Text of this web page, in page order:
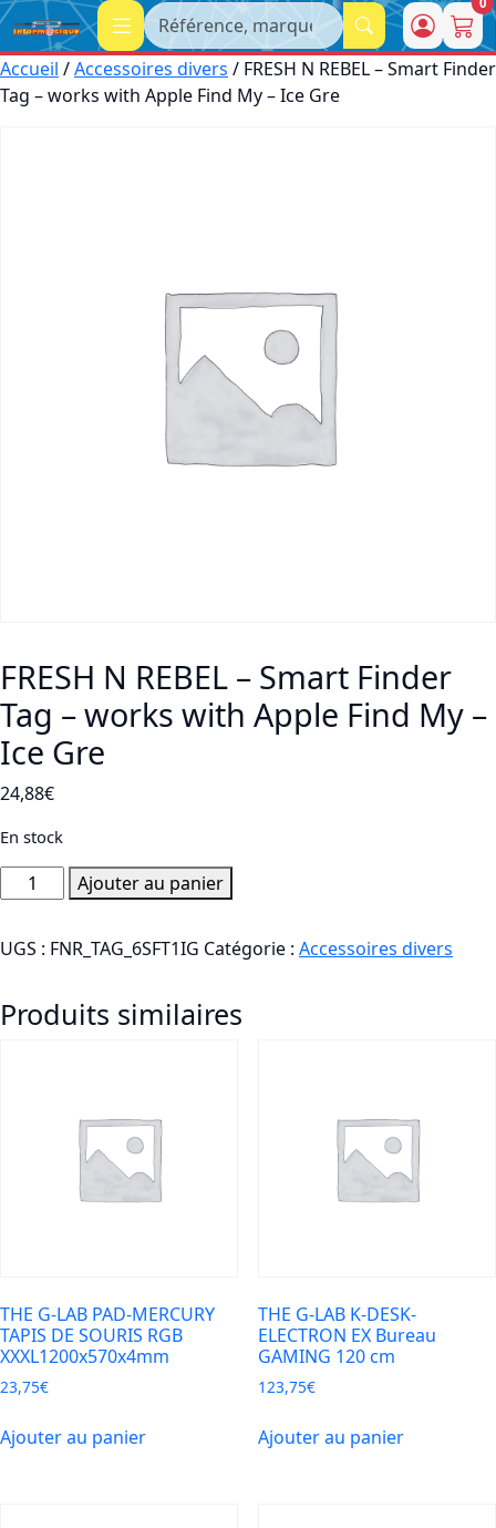
Recherche
Accueil /Accessoires divers / FRESH N REBEL – Smart Finder
Tag – works with Apple Find My – Ice Gre
FRESH N REBEL – Smart Finder
Tag – works with Apple Find My –
Ice Gre
24,88€
En stock
quantité
de
N
-
Ice
Gre
Ajouter au panier
UGS : FNR_TAG_6SFT1IG Catégorie : Accessoires divers
Produits similaires
THE G-LAB PAD-MERCURY
TAPIS DE SOURIS RGB
XXXL1200x570x4mm
23,75€
Ajouter au panier
THE G-LAB K-DESK-
ELECTRON EX Bureau
GAMING 120 cm
123,75€
Ajouter au panier